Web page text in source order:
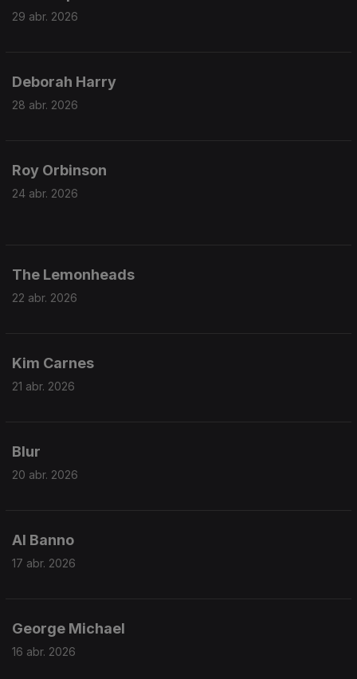
29 abr. 2026
Deborah Harry
28 abr. 2026
Roy Orbinson
24 abr. 2026
The Lemonheads
22 abr. 2026
Kim Carnes
21 abr. 2026
Blur
20 abr. 2026
Al Banno
17 abr. 2026
George Michael
16 abr. 2026